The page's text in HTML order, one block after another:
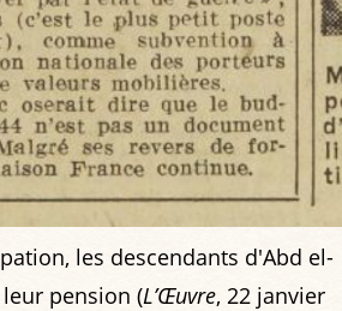
les descendants d'Abd el-
pension (L’Œuvre, 22 janvier